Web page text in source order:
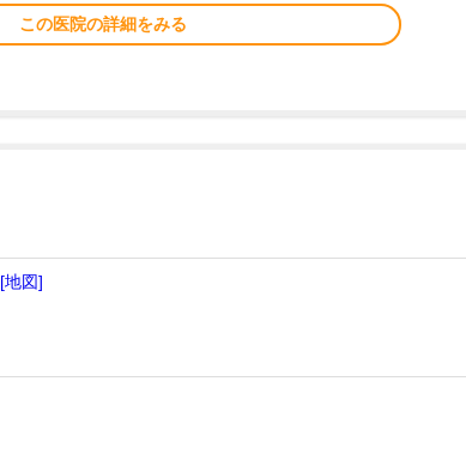
この医院の詳細をみる
[地図]